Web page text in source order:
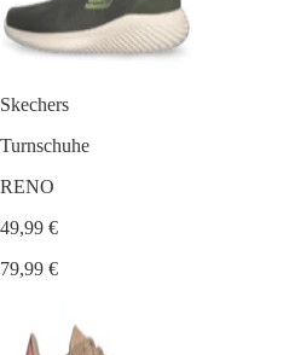
Skechers
Turnschuhe
RENO
49,99 €
79,99 €